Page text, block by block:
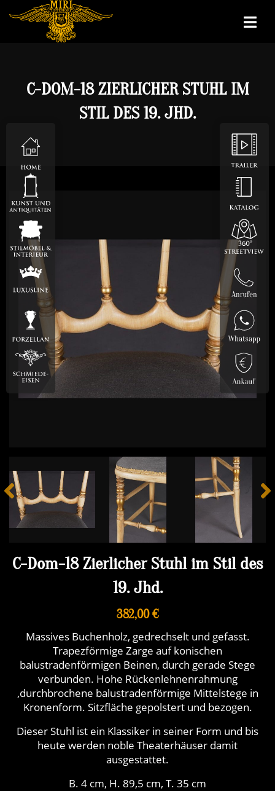
C-DOM-18 ZIERLICHER STUHL IM
STIL DES 19. JHD.
C-Dom-18 Zierlicher Stuhl im Stil des
19. Jhd.
382,00 €
Massives Buchenholz, gedrechselt und gefasst.
Trapezförmige Zarge auf konischen
balustradenförmigen Beinen, durch gerade Stege
verbunden. Hohe Rückenlehnenrahmung
,durchbrochene balustradenförmige Mittelstege in
Kronenform. Sitzfläche gepolstert und bezogen.
Dieser Stuhl ist ein Klassiker in seiner Form und bis
heute werden noble Theaterhäuser damit
ausgestattet.
B. 4 cm, H. 89,5 cm, T. 35 cm